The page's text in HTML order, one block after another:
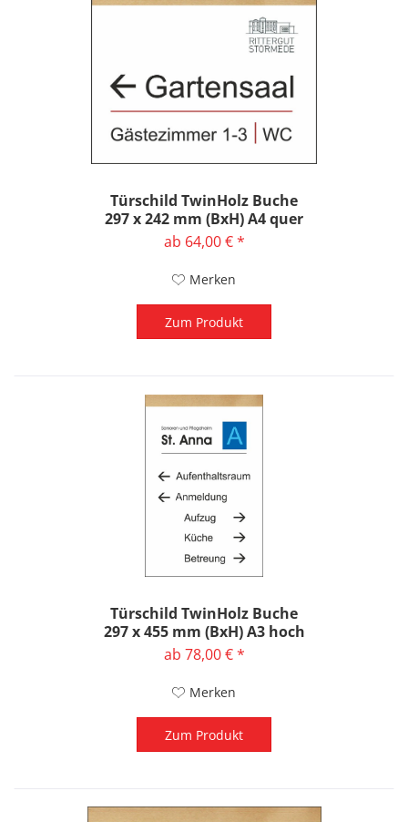
Türschild TwinHolz Buche
297 x 242 mm (BxH) A4 quer
ab 64,00 € *
Merken
Zum Produkt
Türschild TwinHolz Buche
297 x 455 mm (BxH) A3 hoch
ab 78,00 € *
Merken
Zum Produkt